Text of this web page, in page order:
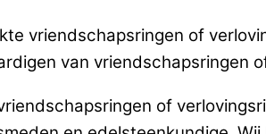
vriendschapsringen of
van vriendschapsringen
of